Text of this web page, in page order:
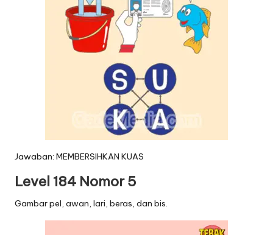
Jawaban: MEMBERSIHKAN KUAS
Level 184 Nomor 5
Gambar pel, awan, lari, beras, dan bis.